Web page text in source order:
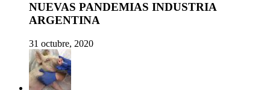
NUEVAS PANDEMIAS INDUSTRIA
ARGENTINA
31 octubre, 2020